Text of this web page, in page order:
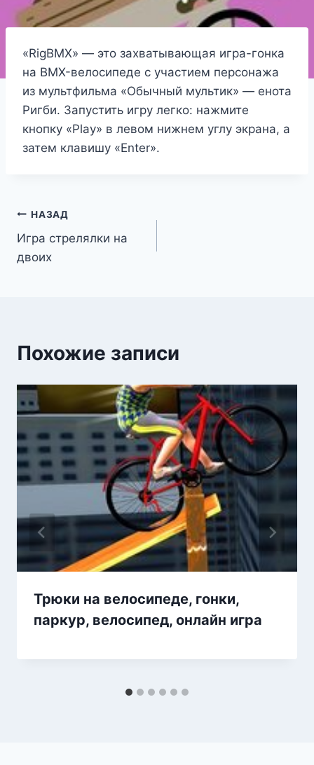
«RigBMX» — это захватывающая игра-гонка
на BMX-велосипеде с участием персонажа
из мультфильма «Обычный мультик» — енота
Ригби. Запустить игру легко: нажмите
кнопку «Play» в левом нижнем углу экрана, а
затем клавишу «Enter».
Навигация
по
НАЗАД
Игра стрелялки на
двоих
Похожие записи
Трюки на велосипеде, гонки,
паркур, велосипед, онлайн игра